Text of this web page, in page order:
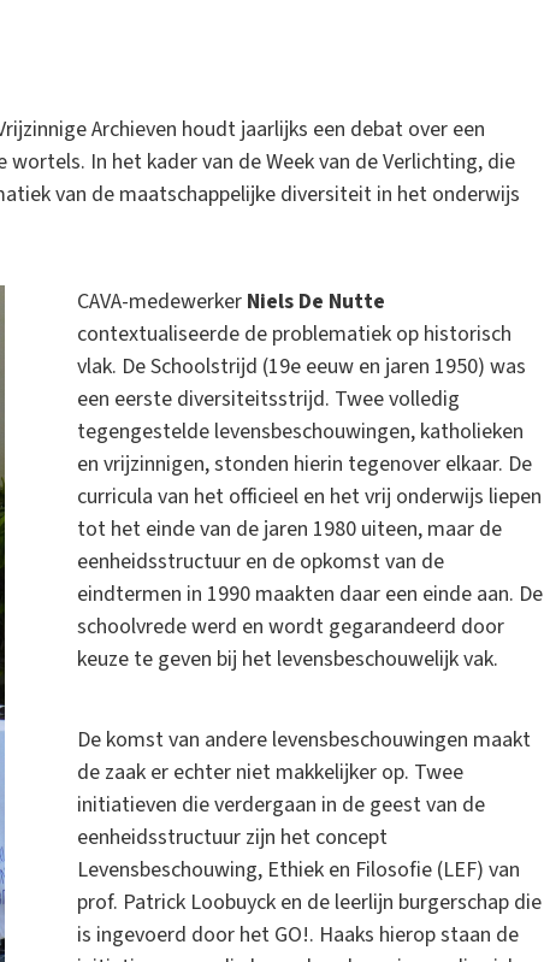
Archieven houdt jaarlijks een debat over een
In het kader van de Week van de Verlichting, die
van de maatschappelijke diversiteit in het onderwijs
CAVA-medewerker Niels De Nutte
contextualiseerde de problematiek op historisch
vlak. De Schoolstrijd (19e eeuw en jaren 1950) was
een eerste diversiteitsstrijd. Twee volledig
tegengestelde levensbeschouwingen, katholieken
en vrijzinnigen, stonden hierin tegenover elkaar. De
curricula van het officieel en het vrij onderwijs liepen
tot het einde van de jaren 1980 uiteen, maar de
eenheidsstructuur en de opkomst van de
eindtermen in 1990 maakten daar een einde aan. De
schoolvrede werd en wordt gegarandeerd door
keuze te geven bij het levensbeschouwelijk vak.
De komst van andere levensbeschouwingen maakt
de zaak er echter niet makkelijker op. Twee
initiatieven die verdergaan in de geest van de
eenheidsstructuur zijn het concept
Levensbeschouwing, Ethiek en Filosofie (LEF) van
prof. Patrick Loobuyck en de leerlijn burgerschap die
is ingevoerd door het GO!. Haaks hierop staan de